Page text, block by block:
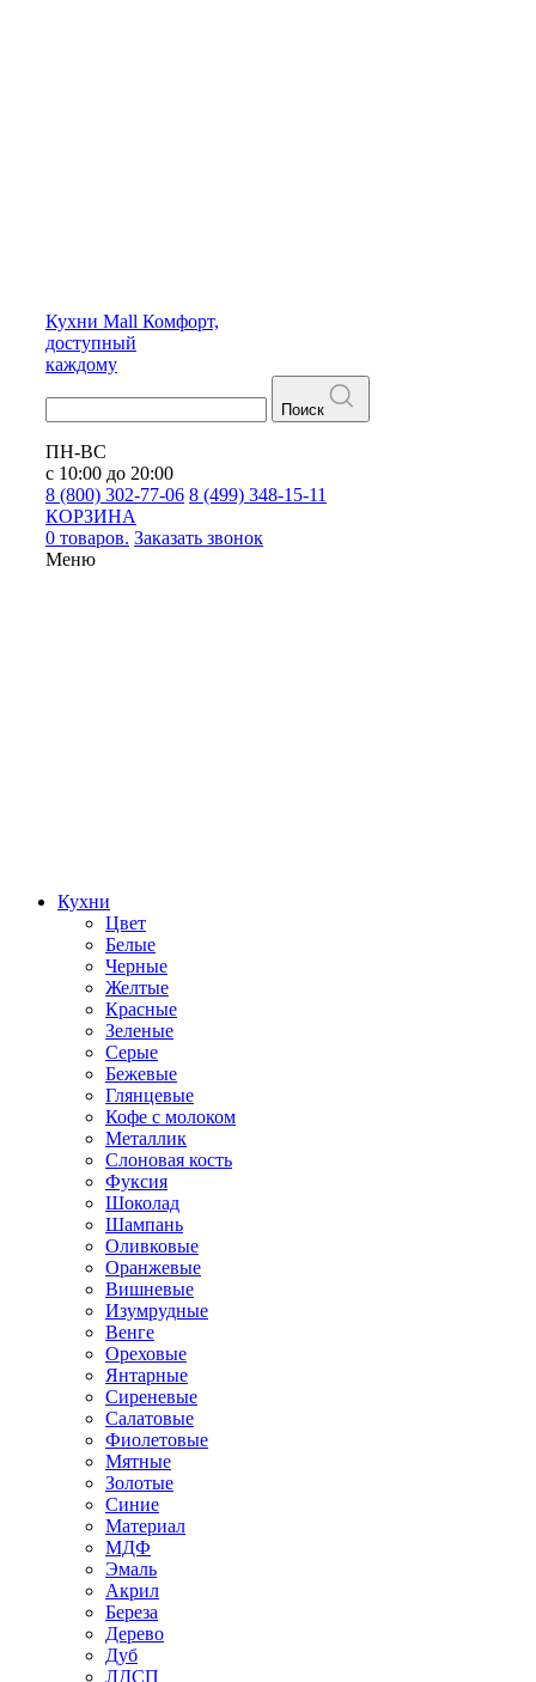
Кухни Mall Комфорт,
доступный
каждому
Поиск
ПН-ВС
с 10:00 до 20:00
8 (800) 302-77-06 8 (499) 348-15-11
КОРЗИНА
0 товаров. Заказать звонок
Меню
Кухни
Цвет
Белые
Черные
Желтые
Красные
Зеленые
Серые
Бежевые
Глянцевые
Кофе с молоком
Металлик
Слоновая кость
Фуксия
Шоколад
Шампань
Оливковые
Оранжевые
Вишневые
Изумрудные
Венге
Ореховые
Янтарные
Сиреневые
Салатовые
Фиолетовые
Мятные
Золотые
Синие
Материал
МДФ
Эмаль
Акрил
Береза
Дерево
Дуб
ЛДСП